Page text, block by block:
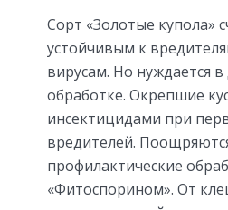
Сорт «Золотые купола»
устойчивым к
вирусам. Но нуждается
обработке. Окрепшие
инсектицидами при
вредителей.
профилактические
«Фитоспорином». От